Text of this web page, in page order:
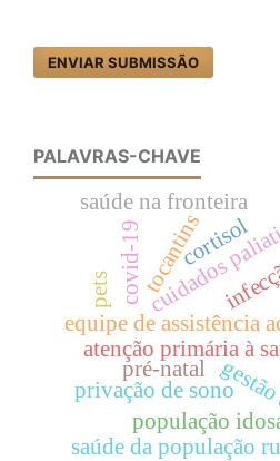
ENVIAR SUBMISSÃO
PALAVRAS-CHAVE
equipe de assistência
cuidados
atenção primária à
covid-19
população
saúde da população
privação de sono
pré-natal
saúde na fronteira
tocantinscortisol
pets